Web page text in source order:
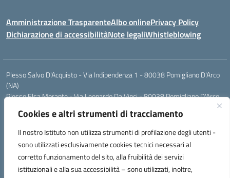
Cookies e altri strumenti di tracciamento
Il nostro Istituto non utilizza strumenti di profilazione degli utenti -
sono utilizzati esclusivamente cookies tecnici necessari al
corretto funzionamento del sito, alla fruibilità dei servizi
istituzionali e alla sua accessibilità – sono utilizzati, inoltre,
Amministrazione TrasparenteAlbo onlinePrivacy Policy
Dichiarazione di accessibilitàNote legaliWhistleblowing
Plesso Salvo D'Acquisto - Via Indipendenza 1 - 80038 Pomigliano D'Arco
(NA)
Plesso Elsa Morante - Via Leonardo Da Vinci - 80038 Pomigliano D'Arco
Plesso Leone - Via Pascoli - 80038 Pomigliano D'Arco (NA)
Tel.:0813177304 - Mail: naic8g1003@istruzione.it - Pec:
Codice Univoco ufficio: UIECQ7
codice Meccanografico: NAIC8G1003
Codice Fiscale: 93076670632